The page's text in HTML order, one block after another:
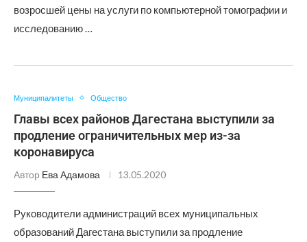
возросшей цены на услуги по компьютерной томографии и
исследованию …
Муниципалитеты Общество
Главы всех районов Дагестана выступили за
продление ограничительных мер из-за
коронавируса
Автор Ева Адамова 13.05.2020
Руководители администраций всех муниципальных
образований Дагестана выступили за продление